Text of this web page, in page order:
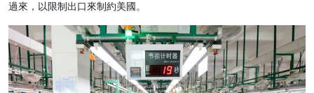
過來，以限制出口來制約美國。